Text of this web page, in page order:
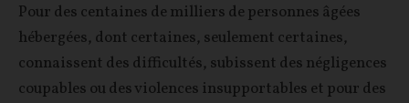
Pour des centaines de milliers de personnes âgées
hébergées, dont certaines, seulement certaines,
connaissent des difficultés, subissent des négligences
coupables ou des violences insupportables et pour des